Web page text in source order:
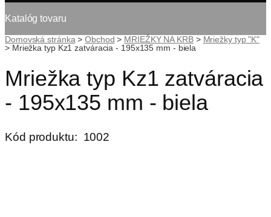
Katalóg tovaru
Domovská stránka >Obchod > MRIEŽKY NA KRB> Mriežky typ "K"
> Mriežka typ Kz1 zatváracia - 195x135 mm - biela
Mriežka typ Kz1 zatváracia
- 195x135 mm - biela
Kód produktu: 1002